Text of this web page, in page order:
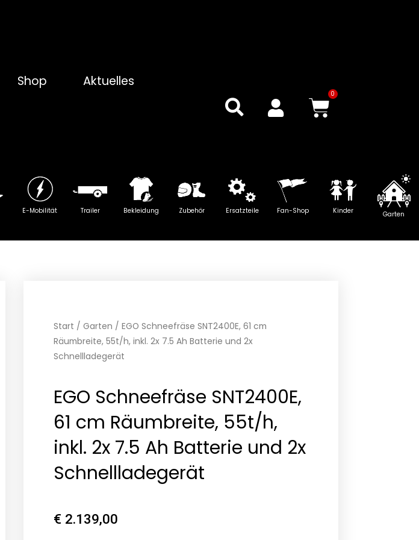
Shop Aktuelles
0
E-Mobilität Trailer Bekleidung Zubehör Ersatzteile Fan-Shop Kinder Garten
Start / Garten / EGO Schneefräse SNT2400E, 61 cm
Räumbreite, 55t/h, inkl. 2x 7.5 Ah Batterie und 2x
Schnellladegerät
EGO Schneefräse SNT2400E,
61 cm Räumbreite, 55t/h,
inkl. 2x 7.5 Ah Batterie und 2x
Schnellladegerät
€ 2.139,00